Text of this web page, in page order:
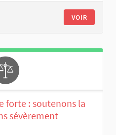
VOIR
forte : soutenons la
sévèrement